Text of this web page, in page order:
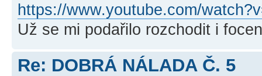
https://www.youtube.com/
Už se mi podařilo rozchodit i
Re: DOBRÁ NÁLADA Č. 5